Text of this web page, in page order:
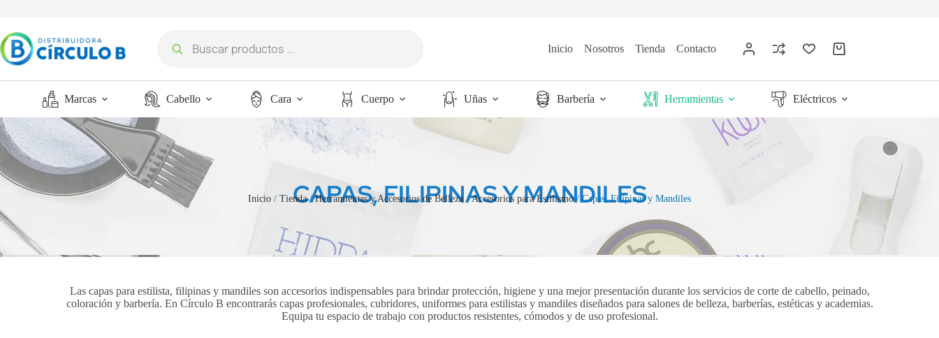
Inicio Nosotros Tienda Contacto
Marcas Cabello Cara Cuerpo Uñas Barbería Herramientas Eléctricos
CAPAS, FILIPINAS Y MANDILES
Inicio / Tienda/Herramientas y Accesorios de Belleza /Accesorios para Estilismo/ Capas, Filipinas y Mandiles
Las capas para estilista, filipinas y mandiles son accesorios indispensables para brindar protección, higiene y una mejor presentación durante los servicios de corte de cabello, peinado,
coloración y barbería. En Círculo B encontrarás capas profesionales, cubridores, uniformes para estilistas y mandiles diseñados para salones de belleza, barberías, estéticas y academias.
Equipa tu espacio de trabajo con productos resistentes, cómodos y de uso profesional.